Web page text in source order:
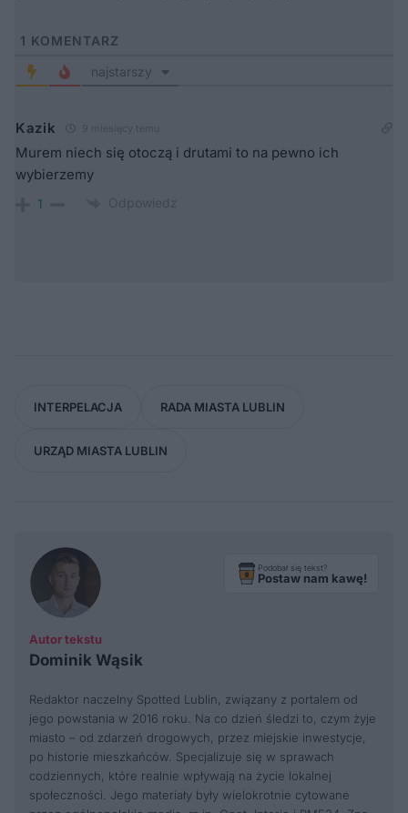
1 KOMENTARZ
najstarszy
Kazik
Murem niech się otoczą i drutami to na pewno ich
wybierzemy
1
INTERPELACJA RADA MIASTA LUBLIN
URZĄD MIASTA LUBLIN
Autor tekstu
Dominik Wąsik
Podobał się tekst?
Postaw nam kawę!
Redaktor naczelny Spotted Lublin, związany z portalem od
jego powstania w 2016 roku. Na co dzień śledzi to, czym żyje
miasto – od zdarzeń drogowych, przez miejskie inwestycje,
po historie mieszkańców. Specjalizuje się w sprawach
codziennych, które realnie wpływają na życie lokalnej
społeczności. Jego materiały były wielokrotnie cytowane